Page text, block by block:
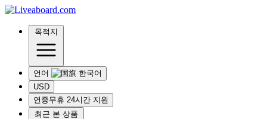
목적지
언어
USD
연중무휴 24시간 지원
최근 본 상품